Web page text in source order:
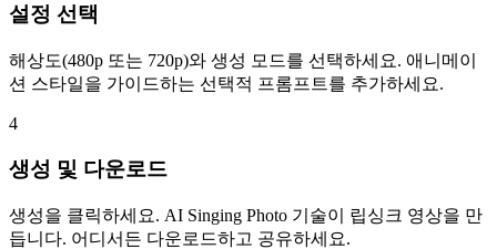
설정 선택
해상도(480p 또는 720p)와 생성 모드를 선택하세요. 애니메이
션 스타일을 가이드하는 선택적 프롬프트를 추가하세요.
4
생성 및 다운로드
생성을 클릭하세요. AI Singing Photo 기술이 립싱크 영상을 만
듭니다. 어디서든 다운로드하고 공유하세요.